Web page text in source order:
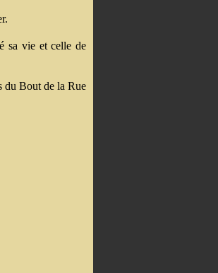
sa vie et celle de
du Bout de la Rue